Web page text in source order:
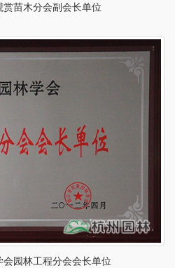
苗木分会副会长单位
园林工程分会会长单位